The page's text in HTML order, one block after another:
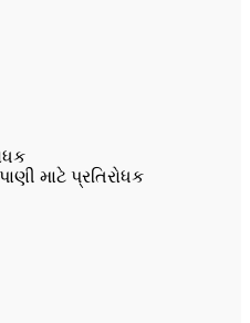
માટે પ્રતિરોધક